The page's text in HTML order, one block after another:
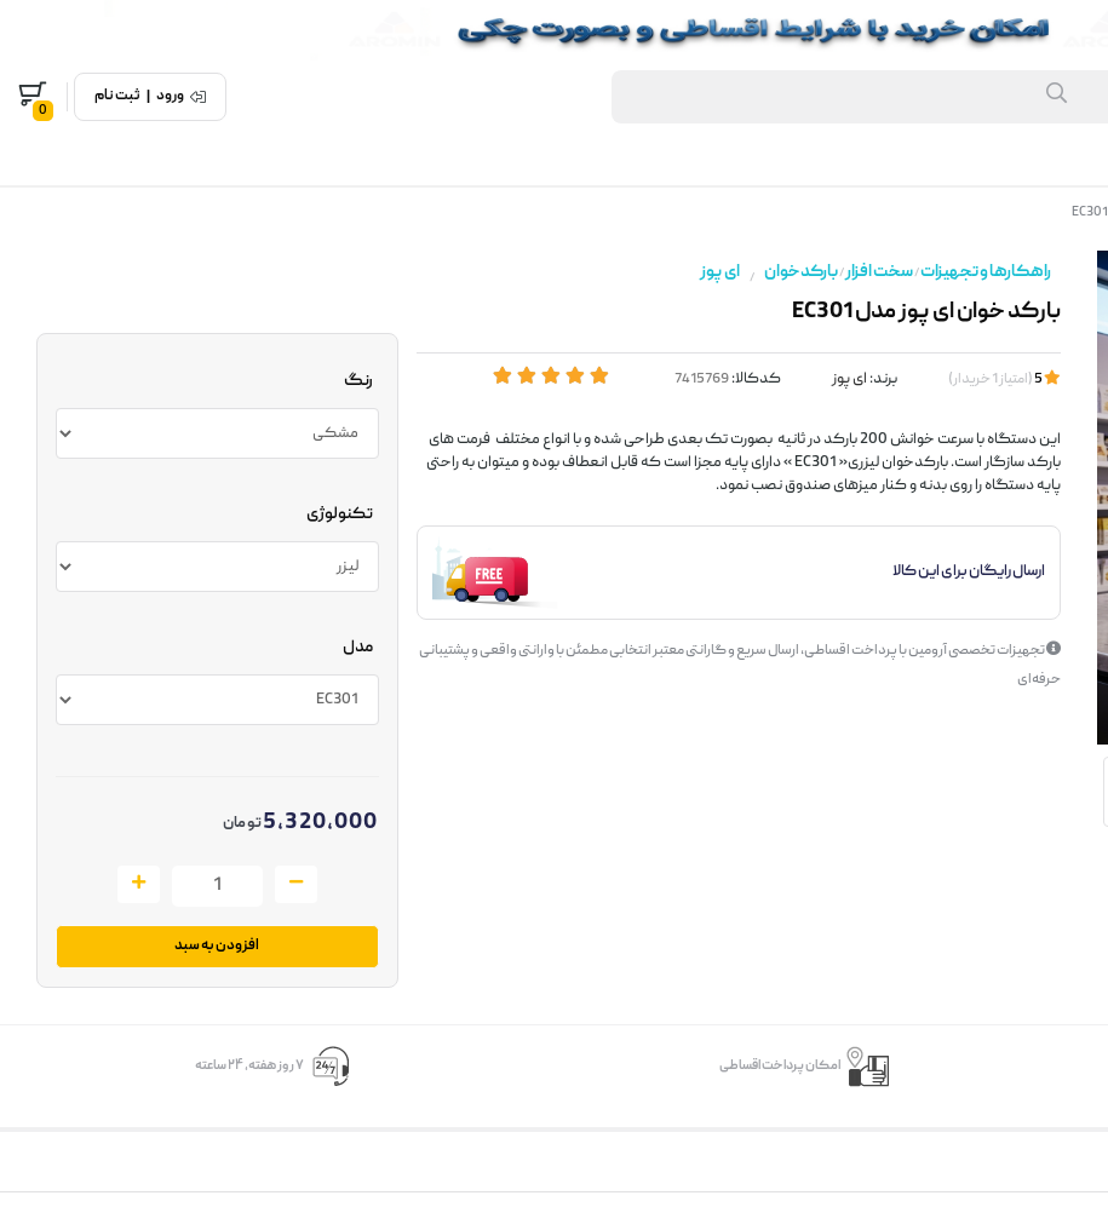
ورود | ثبت نام
0
راهکارها و تجهیزات/سخت افزار/بارکدخوان / ای پوز
بارکد خوان ای پوز مدل EC301
(امتیاز1خریدار) برند: ای پوز کدکالا:
این دستگاه با سرعت خوانش 200 بارکد در ثانیه بصورت تک بعدی طراحی شده و با انواع مختلف فرمت های
بارکد سازگار است. بارکدخوان لیزری« EC301 » دارای پایه مجزا است که قابل انعطاف بوده و میتوان به راحتی
پایه دستگاه را روی بدنه و کنار میزهای صندوق نصب نمود.
ارسال رایگان برای این کالا
تجهیزات تخصصی آرومین با پرداخت اقساطی، ارسال سریع و گارانتی معتبر انتخابی مطمئن با وارانتی واقعی و پشتیبانی
حرفه‌ای
رنگ
تکنولوژی
مدل
5,320,000تومان
افزودن به سبد
امکان پرداخت اقساطی ۷ روز ﻫﻔﺘﻪ، ۲۴ ﺳﺎﻋﺘﻪ